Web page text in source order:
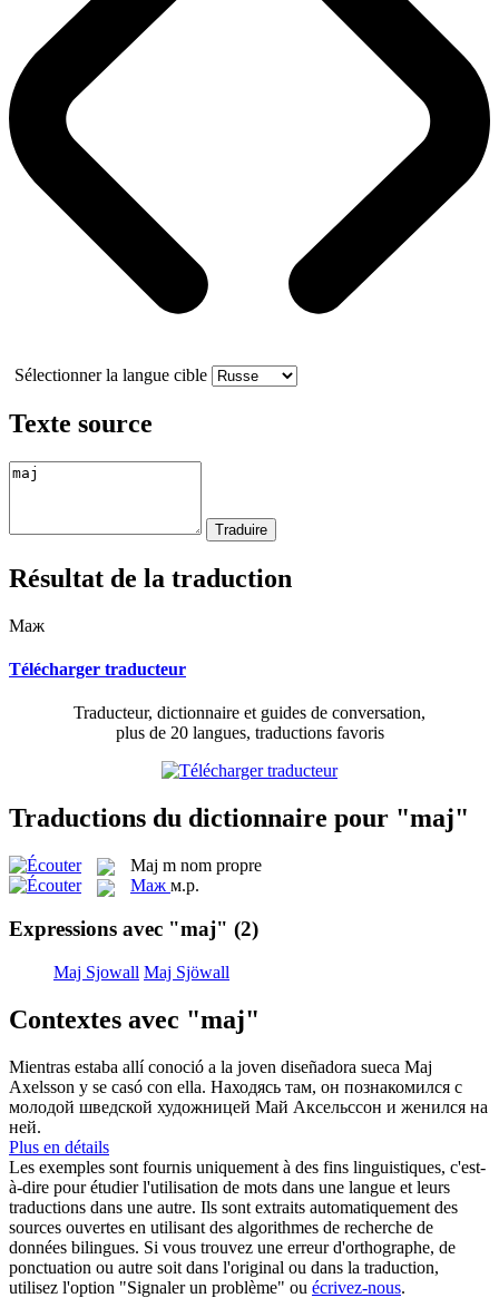
Sélectionner la langue cible
Texte source
Résultat de la traduction
Маж
Télécharger traducteur
Traducteur, dictionnaire et guides de conversation,
plus de 20 langues, traductions favoris
Traductions du dictionnaire pour "maj"
Maj m nom propre
Маж м.р.
Expressions avec "maj" (2)
Maj Sjowall Maj Sjöwall
Contextes avec "maj"
Mientras estaba allí conoció a la joven diseñadora sueca Maj
Axelsson y se casó con ella. Находясь там, он познакомился с
молодой шведской художницей Май Аксельссон и женился на
ней.
Plus en détails
Les exemples sont fournis uniquement à des fins linguistiques, c'est-
à-dire pour étudier l'utilisation de mots dans une langue et leurs
traductions dans une autre. Ils sont extraits automatiquement des
sources ouvertes en utilisant des algorithmes de recherche de
données bilingues. Si vous trouvez une erreur d'orthographe, de
ponctuation ou autre soit dans l'original ou dans la traduction,
utilisez l'option "Signaler un problème" ou écrivez-nous.